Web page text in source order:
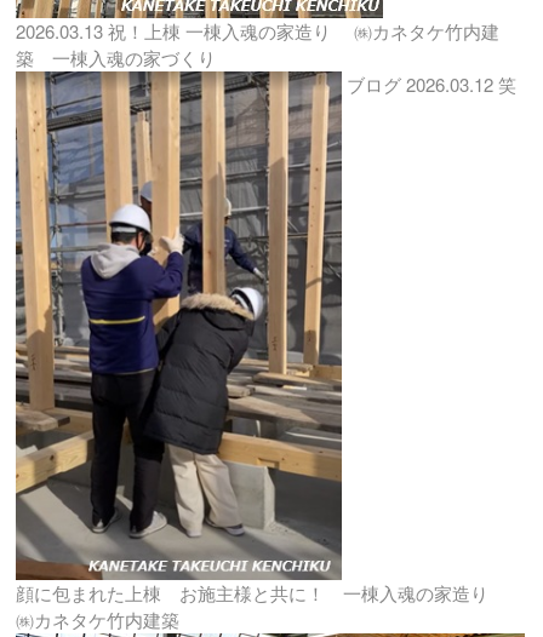
2026.03.13 祝！上棟 一棟入魂の家造り ㈱カネタケ竹内建
築 一棟入魂の家づくり
ブログ2026.03.12 笑
顔に包まれた上棟 お施主様と共に！ 一棟入魂の家造り
㈱カネタケ竹内建築